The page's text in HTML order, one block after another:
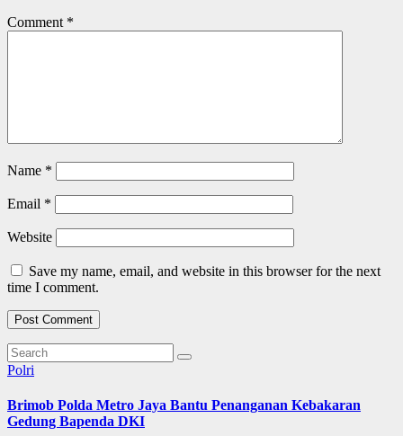
Comment *
Name *
Email *
Website
Save my name, email, and website in this browser for the next
time I comment.
Polri
Brimob Polda Metro Jaya Bantu Penanganan Kebakaran
Gedung Bapenda DKI